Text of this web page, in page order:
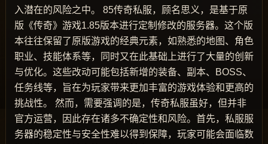
入潜在的风险之中。 85传奇私服，顾名思义，是基于原
版《传奇》游戏1.85版本进行定制修改的服务器。这个版
本往往保留了原版游戏的经典元素，如熟悉的地图、角色
职业、技能体系等，同时又在此基础上进行了大量的创新
与优化。这些改动可能包括新增的装备、副本、BOSS、
任务线等，旨在为玩家带来更加丰富的游戏体验和更高的
挑战性。 然而，需要强调的是，传奇私服虽好，但并非
官方运营，因此存在诸多不确定性和风险。首先，私服服
务器的稳定性与安全性难以得到保障，玩家可能会面临数